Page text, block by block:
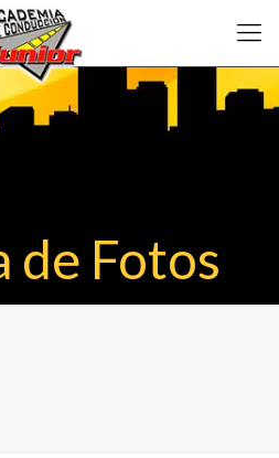
de Fotos